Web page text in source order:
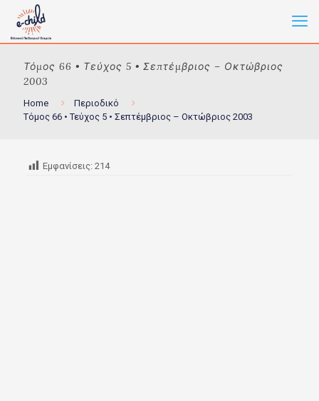
Τόμος 66 • Τεύχος 5 • Σεπτέμβριος – Οκτώβριος
2003
Home
Περιοδικό
Τόμος 66 • Τεύχος 5 • Σεπτέμβριος – Οκτώβριος 2003
Εμφανίσεις: 214